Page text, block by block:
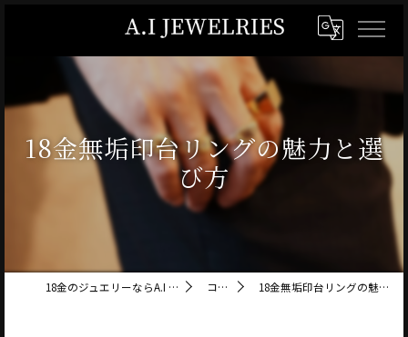
18金無垢印台リングの魅力と選
び方
18金のジュエリーならA.I JEWELRIES コラム 18金無垢印台リングの魅力と選び方